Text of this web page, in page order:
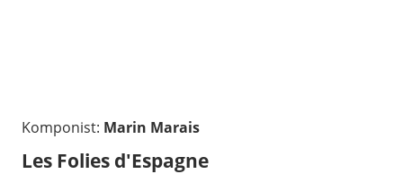
Komponist: Marin Marais
Les Folies d'Espagne